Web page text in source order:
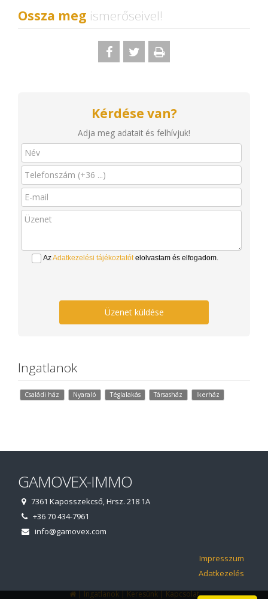
Ossza meg ismerőseivel!
Kérdése van?
Adja meg adatait és felhívjuk!
AzAdatkezelési tájékoztatótelolvastam és elfogadom.
Üzenet küldése
Ingatlanok
Családi ház Nyaraló Téglalakás Társasház Ikerház
GAMOVEX-IMMO
7361 Kaposszekcső, Hrsz. 218 1A
+36 70 434-7961
info@gamovex.com
Impresszum
Adatkezelés
|Ingatlanok|Keresünk|Kapcsolat